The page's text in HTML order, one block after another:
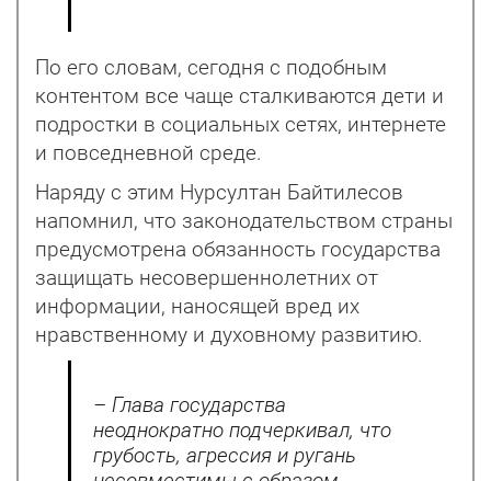
По его словам, сегодня с подобным
контентом все чаще сталкиваются дети и
подростки в социальных сетях, интернете
и повседневной среде.
Наряду с этим Нурсултан Байтилесов
напомнил, что законодательством страны
предусмотрена обязанность государства
защищать несовершеннолетних от
информации, наносящей вред их
нравственному и духовному развитию.
– Глава государства
неоднократно подчеркивал, что
грубость, агрессия и ругань